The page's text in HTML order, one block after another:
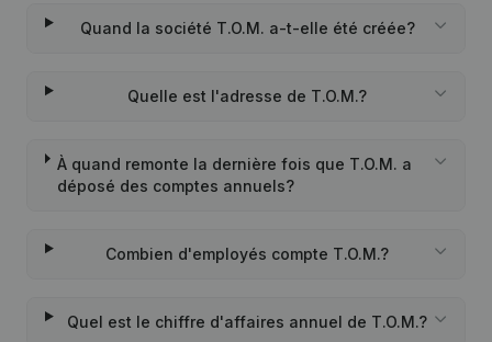
Quand la société T.O.M. a-t-elle été créée?
Quelle est l'adresse de T.O.M.?
À quand remonte la dernière fois que T.O.M. a
déposé des comptes annuels?
Combien d'employés compte T.O.M.?
Quel est le chiffre d'affaires annuel de T.O.M.?